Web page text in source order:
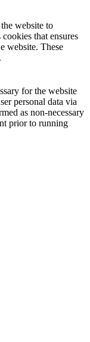
website to
that ensures
website. These
for the website
personal data via
as non-necessary
prior to running